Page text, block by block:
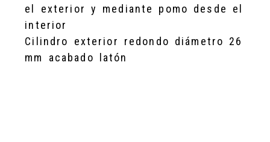
el exterior y mediante pomo desde el
interior
Cilindro exterior redondo diámetro 26
mm acabado latón